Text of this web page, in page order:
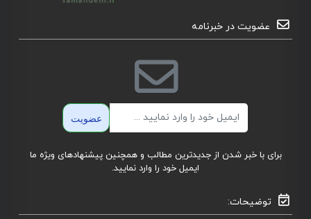
عضویت در خبرنامه
عضویت
برای با خبر شدن از جدیدترین مطالب و همچنین پیشنهادهای ویژه ما
ایمیل خود را وارد نمایید.
توضیحات: